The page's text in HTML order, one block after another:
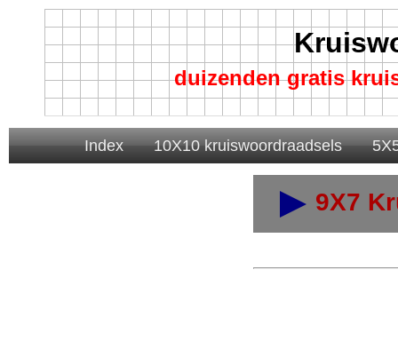
duizenden gratis
Index 10X10 kruiswoordraadsels
9X7